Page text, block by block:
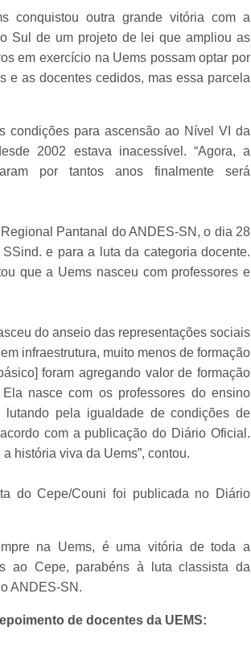
conquistou outra grande vitória com a
Sul de um projeto de lei que ampliou as
em exercício na Uems possam optar por
e as docentes cedidos, mas essa parcela
condições para ascensão ao Nível VI da
2002 estava inacessível. “Agora, a
por tantos anos finalmente será
Pantanal do ANDES-SN, o dia 28
e para a luta da categoria docente.
que a Uems nasceu com professores e
do anseio das representações sociais
infraestrutura, muito menos de formação
foram agregando valor de formação
nasce com os professores do ensino
pela igualdade de condições de
com a publicação do Diário Oficial.
história viva da Uems”, contou.
do Cepe/Couni foi publicada no Diário
na Uems, é uma vitória de toda a
ao Cepe, parabéns à luta classista da
ANDES-SN.
de docentes da UEMS: